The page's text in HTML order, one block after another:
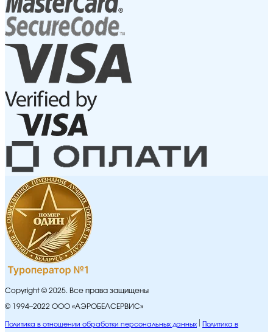
Copyright © 2025. Все права защищены
© 1994–2022 ООО «АЭРОБЕЛСЕРВИС»
Политика в отношении обработки персональных данных
Политика в